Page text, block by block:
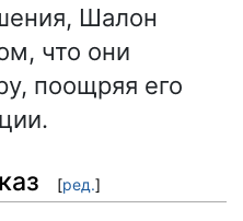
Шалон
что они
поощряя его
[ред.]